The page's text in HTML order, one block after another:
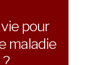
pour
maladie